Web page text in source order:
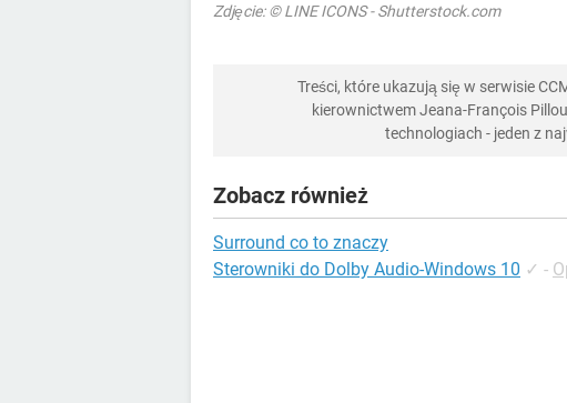
Zdjęcie: © LINE ICONS - Shutterstock.com
Treści, które ukazują się w serwisie
kierownictwem Jeana-François
technologiach - jeden z
Zobacz również
Surround co to znaczy
Sterowniki do Dolby Audio-Windows 10 ✓ -